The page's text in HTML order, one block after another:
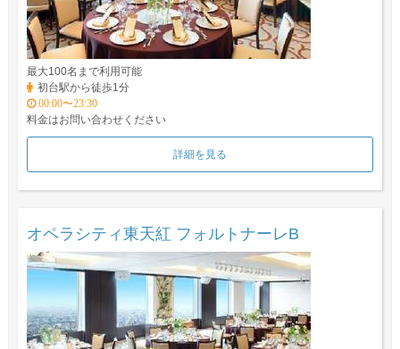
最大100名まで利用可能
初台駅から徒歩1分
00:00〜23:30
料金はお問い合わせください
詳細を見る
オペラシティ東天紅 フォルトナーレB